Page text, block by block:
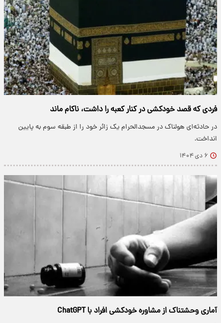
فردی که قصد خودکشی در کنار کعبه را داشت، ناکام ماند
در حادثه‌ای هولناک در مسجدالحرام یک زائر خود را از طبقه سوم به پایین
انداخت.
۶ دی ۱۴۰۴
آماری وحشتناک از مشاوره خودکشی افراد با ChatGPT